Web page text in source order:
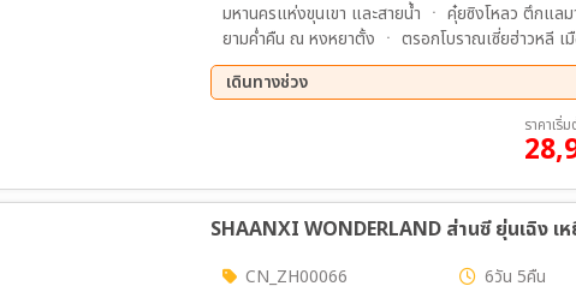
มหานครแห่งขุนเขา และสายน้ำ ㆍ คุ๋ยซิงโหลว ตึกแ
ยามค่ำคืน ณ หงหยาตั้ง ㆍ ตรอกโบราณเซี่ยฮ่าวหลี เ
รรมชาติที่งดงาม และลึกลับที่สุดของจีน ㆍ ล่องเรือ
เหนือสายน้ำสีมรกตใสราวกระอก ณ หุบเขาผิงชาน
เดินทางช่วง
ราคาเริ่
SHAANXI WONDERLAND ส่านซี ยุ่นเฉิง เ
CN_ZH00066 6วัน 5คืน